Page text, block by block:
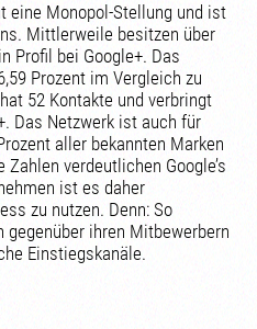
eine Monopol-Stellung und ist
Mittlerweile besitzen über
Profil bei Google+. Das
Prozent im Vergleich zu
52 Kontakte und verbringt
Das Netzwerk ist auch für
aller bekannten Marken
verdeutlichen Google’s
ist es daher
zu nutzen. Denn: So
ihren Mitbewerbern
Einstiegskanäle.